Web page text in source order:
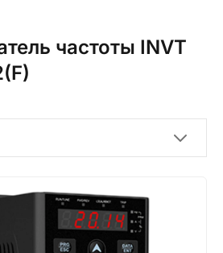
частоты INVT